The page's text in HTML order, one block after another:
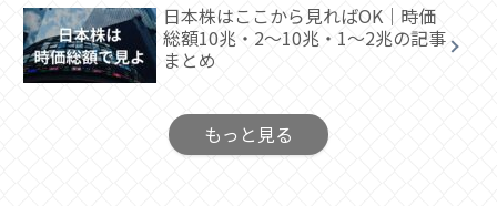
日本株はここから見ればOK｜時価
総額10兆・2～10兆・1～2兆の記事
まとめ
もっと見る